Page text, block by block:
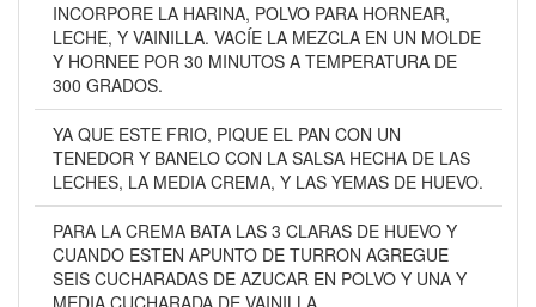
INCORPORE LA HARINA, POLVO PARA HORNEAR,
LECHE, Y VAINILLA. VACÍE LA MEZCLA EN UN MOLDE
Y HORNEE POR 30 MINUTOS A TEMPERATURA DE
300 GRADOS.
YA QUE ESTE FRIO, PIQUE EL PAN CON UN
TENEDOR Y BANELO CON LA SALSA HECHA DE LAS
LECHES, LA MEDIA CREMA, Y LAS YEMAS DE HUEVO.
PARA LA CREMA BATA LAS 3 CLARAS DE HUEVO Y
CUANDO ESTEN APUNTO DE TURRON AGREGUE
SEIS CUCHARADAS DE AZUCAR EN POLVO Y UNA Y
MEDIA CUCHARADA DE VAINILLA.